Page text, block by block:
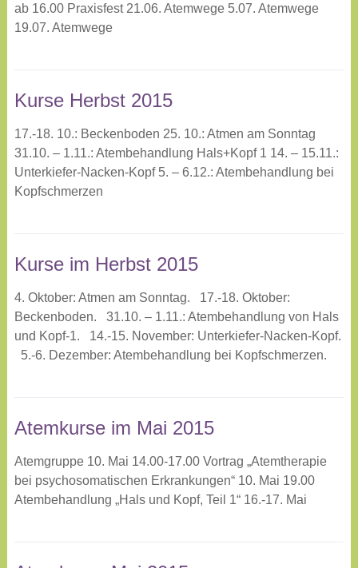
ab 16.00 Praxisfest 21.06. Atemwege 5.07. Atemwege
19.07. Atemwege
Kurse Herbst 2015
17.-18. 10.: Beckenboden 25. 10.: Atmen am Sonntag
31.10. – 1.11.: Atembehandlung Hals+Kopf 1 14. – 15.11.:
Unterkiefer-Nacken-Kopf 5. – 6.12.: Atembehandlung bei
Kopfschmerzen
Kurse im Herbst 2015
4. Oktober: Atmen am Sonntag. 17.-18. Oktober:
Beckenboden. 31.10. – 1.11.: Atembehandlung von Hals
und Kopf-1. 14.-15. November: Unterkiefer-Nacken-Kopf.
5.-6. Dezember: Atembehandlung bei Kopfschmerzen.
Atemkurse im Mai 2015
Atemgruppe 10. Mai 14.00-17.00 Vortrag „Atemtherapie
bei psychosomatischen Erkrankungen“ 10. Mai 19.00
Atembehandlung „Hals und Kopf, Teil 1“ 16.-17. Mai